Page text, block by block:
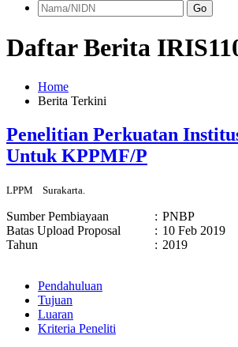
Go
Daftar Berita
Home
Berita Terkini
Penelitian Perkuatan
Untuk KPPMF/P
LPPM Surakarta.
Sumber Pembiayaan : PNBP
Batas Upload Proposal
: 10 Feb 2019
Tahun
: 2019
Pendahuluan
Tujuan
Luaran
Kriteria Peneliti